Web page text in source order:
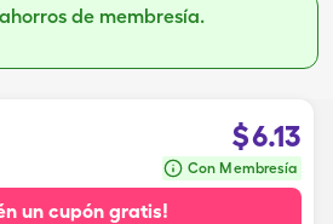
de membresía.
$6.13
Con Membresía
un cupón gratis!